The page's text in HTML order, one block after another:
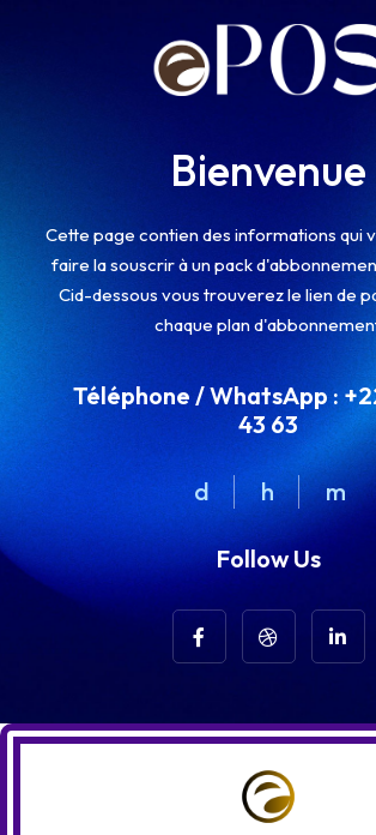
Bienvenue
Cette page contien des informations qui
faire la souscrir à un pack
Cid-dessous vous trouverez le lien de
chaque plan
Téléphone / WhatsApp :
43 63
d h m
Follow Us